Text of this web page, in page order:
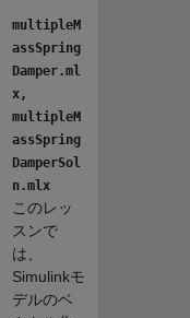
multipleM
assSpring
Damper.ml
x,
multipleM
assSpring
DamperSol
n.mlx
このレッ
スンで
は、
Simulinkモ
デルのベ